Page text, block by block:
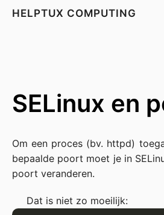
HELPTUX COMPUTING
SELinux en
Om een proces (bv. httpd)
bepaalde poort moet je in
poort veranderen.
Dat is niet zo moeilijk: